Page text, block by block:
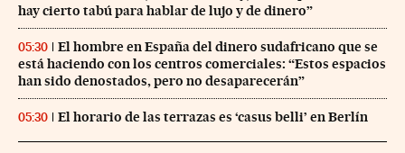
hay cierto tabú para hablar de lujo y de dinero”
05:30
El hombre en España del dinero sudafricano que se
está haciendo con los centros comerciales: “Estos espacios
han sido denostados, pero no desaparecerán”
05:30 El horario de las terrazas es ‘casus belli’ en Berlín